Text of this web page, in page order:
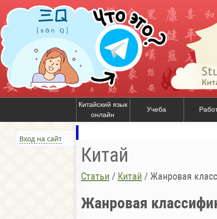
Китайский язык
онлайн
Учеба
Вход на сайт
Китай
Статьи / Китай / Жанровая
Жанровая